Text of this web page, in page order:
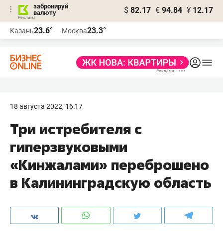
забронируй
валюту
$ 82.17 € 94.84 ¥ 12.17
Казань23.6° Москва23.3°
18 августа 2022, 16:17
Три истребителя с
гиперзвуковыми
«Кинжалами» переброшено
в Калининградскую область